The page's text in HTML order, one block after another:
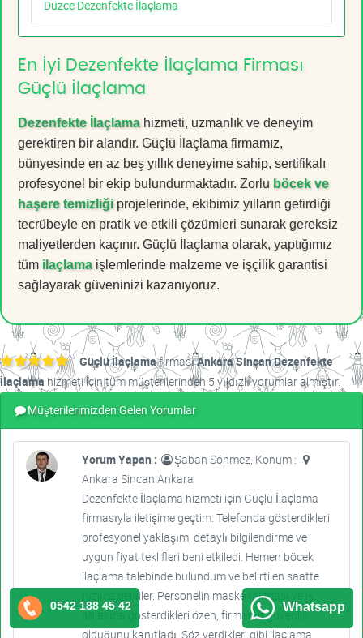
Düzce Dezenfekte İlaçlama
En İyi Dezenfekte İlaçlama Firması
Güçlü İlaçlama
Dezenfekte İlaçlamahizmeti, uzmanlık ve deneyim
gerektiren bir alandır. Güçlü İlaçlama firmamız,
bünyesinde en az beş yıllık deneyime sahip, sertifikalı
profesyonel bir ekip bulundurmaktadır. Zorlu böcek ve
haşere temizliği projelerinde, ekibimiz yılların getirdiği
tecrübeyle en pratik ve etkili çözümleri sunarak gereksiz
maliyetlerden kaçınır. Güçlü İlaçlama olarak, yaptığımız
tüm ilaçlamaişlemlerinde malzeme ve işçilik garantisi
sağlayarak güveninizi kazanıyoruz.
Güçlü İlaçlamafirmasıAnkara Sincan Dezenfekte
İlaçlama hizmeti için tüm müşterilerinden 5 yıldızlı yorumlar almıştır.
Müşterilerimizden Gelen Yorumlar
Yorum Yapan :
Şaban Sönmez, Konum :
Ankara Sincan Ankara
Dezenfekte İlaçlama hizmeti için Güçlü İlaçlama
firmasıyla iletişime geçtim. Telefonda gösterdikleri
profesyonel yaklaşım, detaylı bilgilendirme ve
uygun fiyat teklifleri beni etkiledi. Hemen böcek
ilaçlama talebinde bulundum ve belirtilen saatte
hızlıca geldiler. Personelin maske takması ve iş
ahlakına gösterdikleri özen, firmanın güvenilir
olduğunu kanıtladı. Söz verdikleri gibi ilaçlama
0542 188 45 42 Whatsapp